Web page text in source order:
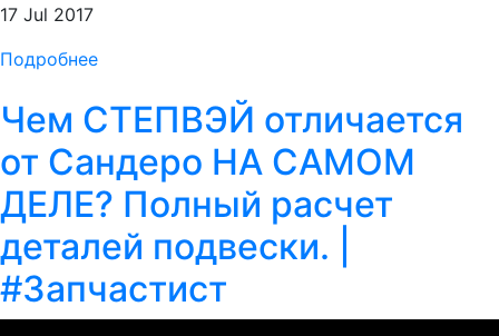
17 Jul 2017
Подробнее
Чем СТЕПВЭЙ отличается
от Сандеро НА САМОМ
ДЕЛЕ? Полный расчет
деталей подвески. |
#Запчастист